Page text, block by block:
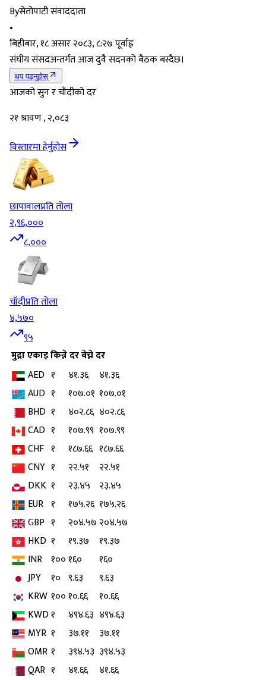
Byसेतोपाटी संवाददाता
•
बिहीबार, १८ असार २०८३, ८:२७ पूर्वाह्न
संघीय संसदअन्तर्गत आज दुवै सदनको बैठक बस्दैछ।
थप पढ्नुहोस्
आजको सुन र चाँदीको दर
२१ श्रावण , २,०८३
विस्तारमा हेर्नुहोस
छापावालप्रति तोला
२,९६,०००
८,०००
चाँदीप्रति तोला
४,५७०
९५
मुद्राएकाइकिन्ने दरबेच्ने दर
AED १ ४१.३६
४१.३६
AUD १ १०७.०१ १०७.०१
BHD १ ४०२.८६ ४०२.८६
CAD १ १०७.९९ १०७.९९
CHF १ १८७.६६ १८७.६६
CNY १ २२.५१
२२.५१
DKK १ २३.४५
२३.४५
EUR १ १७५.२६ १७५.२६
GBP १ २०४.५७ २०४.५७
HKD १ १९.३७
१९.३७
INR १००१६०
१६०
JPY
१० ९.६३
९.६३
KRW १००१०.६६
१०.६६
KWD१ ४९४.६३ ४९४.६३
MYR १ ३७.११
३७.११
OMR १ ३९४.५३ ३९४.५३
QAR १ ४१.६६
४१.६६